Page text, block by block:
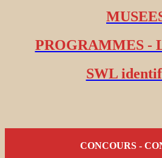
PROGRAMMES -
SWL
CONCOURS -